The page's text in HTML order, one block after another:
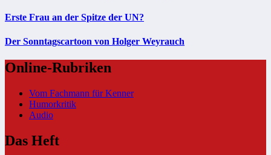
Erste Frau an der Spitze der UN?
Der Sonntagscartoon von Holger Weyrauch
Online-Rubriken
Vom Fachmann für Kenner
Humorkritik
Audio
Das Heft